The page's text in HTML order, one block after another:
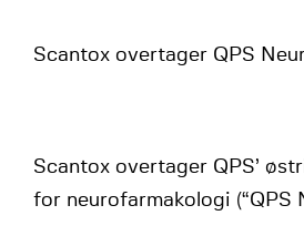
Scantox overtager QPS
Scantox overtager QPS’
for neurofarmakologi (“QPS